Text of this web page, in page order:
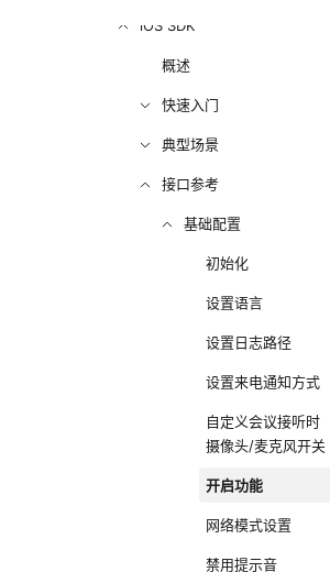
iOS SDK
概述
快速入门
典型场景
接口参考
基础配置
初始化
设置语言
设置日志路径
设置来电通知方式
自定义会议接听时
摄像头/麦克风开关
开启功能
网络模式设置
禁用提示音